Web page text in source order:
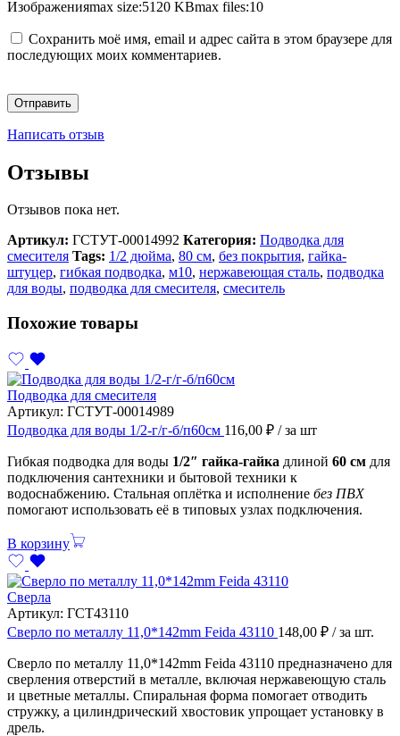
Изображенияmax size:5120 KBmax files:10
Сохранить моё имя, email и адрес сайта в этом браузере для
последующих моих комментариев.
Написать отзыв
Отзывы
Отзывов пока нет.
Артикул: ГСТУТ-00014992 Категория: Подводка для
смесителя Tags: 1/2 дюйма, 80 см, без покрытия, гайка-
штуцер, гибкая подводка, м10, нержавеющая сталь, подводка
для воды, подводка для смесителя, смеситель
Похожие товары
Подводка для смесителя
Артикул: ГСТУТ-00014989
Подводка для воды 1/2-г/г-б/п60см 116,00 ₽ / за шт
Гибкая подводка для воды 1/2″ гайка-гайка длиной 60 см для
подключения сантехники и бытовой техники к
водоснабжению. Стальная оплётка и исполнение без ПВХ
помогают использовать её в типовых узлах подключения.
В корзину
Сверла
Артикул: ГСТ43110
Сверло по металлу 11,0*142mm Feida 43110 148,00 ₽ / за шт.
Сверло по металлу 11,0*142mm Feida 43110 предназначено для
сверления отверстий в металле, включая нержавеющую сталь
и цветные металлы. Спиральная форма помогает отводить
стружку, а цилиндрический хвостовик упрощает установку в
дрель.